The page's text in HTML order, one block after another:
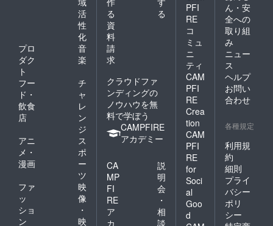
活
性
化
プロ
ダク
ト
音
楽
フー
ド・
飲食
店
チ
ャ
レ
ン
ジ
アニ
メ・
漫画
ス
ポ
ー
ツ
ファ
ッ
ショ
ン
映
像
・
映
る
る
資
料
請
求
クラウドファ
ンディングの
ノウハウを無
料で学ぼう
CAMPFIRE
アカデミー
CA
MP
FI
RE
ア
カ
説
明
会
・
相
談
PFI
RE
コ
ミュ
ニ
ティ
CAM
PFI
RE
Crea
tion
CAM
PFI
RE
for
Soci
al
Goo
d
ん・安
全への
取り組
み
ニュー
ス
ヘルプ
お問い
合わせ
各種規定
利用規
約
細則
プライ
バシー
ポリ
シー